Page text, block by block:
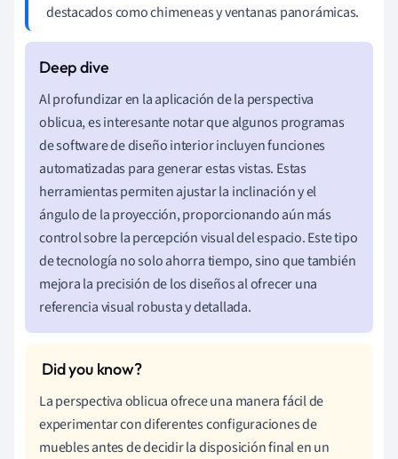
destacados como chimeneas y ventanas panorámicas.
Al profundizar en la aplicación de la perspectiva
oblicua, es interesante notar que algunos programas
de software de diseño interior incluyen funciones
automatizadas para generar estas vistas. Estas
herramientas permiten ajustar la inclinación y el
ángulo de la proyección, proporcionando aún más
control sobre la percepción visual del espacio. Este tipo
de tecnología no solo ahorra tiempo, sino que también
mejora la precisión de los diseños al ofrecer una
referencia visual robusta y detallada.
La perspectiva oblicua ofrece una manera fácil de
experimentar con diferentes configuraciones de
muebles antes de decidir la disposición final en un